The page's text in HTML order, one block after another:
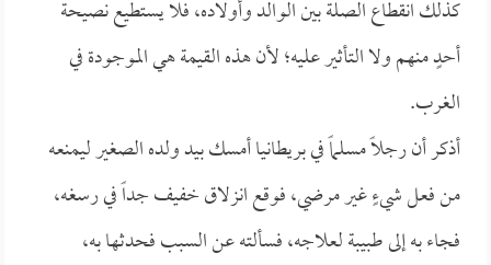
كذلك انقطاع الصلة بين الوالد وأولاده، فلا يستطيع نصيحة
أحدٍ منهم ولا التأثير عليه؛ لأن هذه القيمة هي الموجودة في
الغرب.
أذكر أن رجلاً مسلماً في بريطانيا أمسك بيد ولده الصغير ليمنعه
من فعل شيءٍ غير مرضي، فوقع انزلاق خفيف جداً في رسغه،
فجاء به إلى طبيبة لعلاجه، فسألته عن السبب فحدثها به،